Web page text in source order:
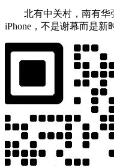
北有中关村，南有华
iPhone，不是谢幕而是新